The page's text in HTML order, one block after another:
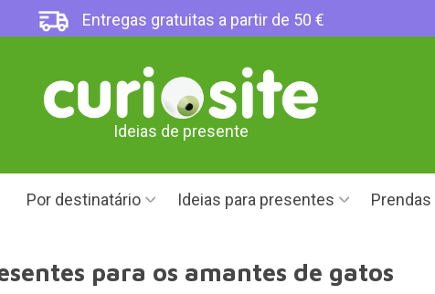
Entregas gratuitas a partir de 50 €
Ideias de presente
Por destinatário Ideias para presentes
para os amantes de gatos